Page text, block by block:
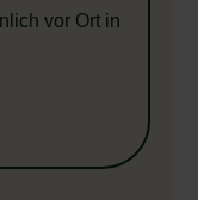
vor Ort in